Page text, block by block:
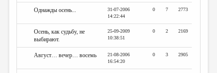
Однажды осень...
31-07-2006
14:22:44
0 7 2773
Осень, как судьбу, не
выбирают.
25-09-2009
10:38:51
0 2 2169
Август… вечер… восемь
21-08-2006
16:54:20
0 3 2905